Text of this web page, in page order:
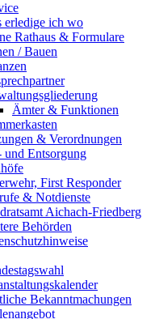
erledige ich wo
Rathaus & Formulare
/ Bauen
Ämter & Funktionen
& Verordnungen
und Entsorgung
First Responder
& Notdienste
Aichach-Friedberg
Behörden
Bekanntmachungen